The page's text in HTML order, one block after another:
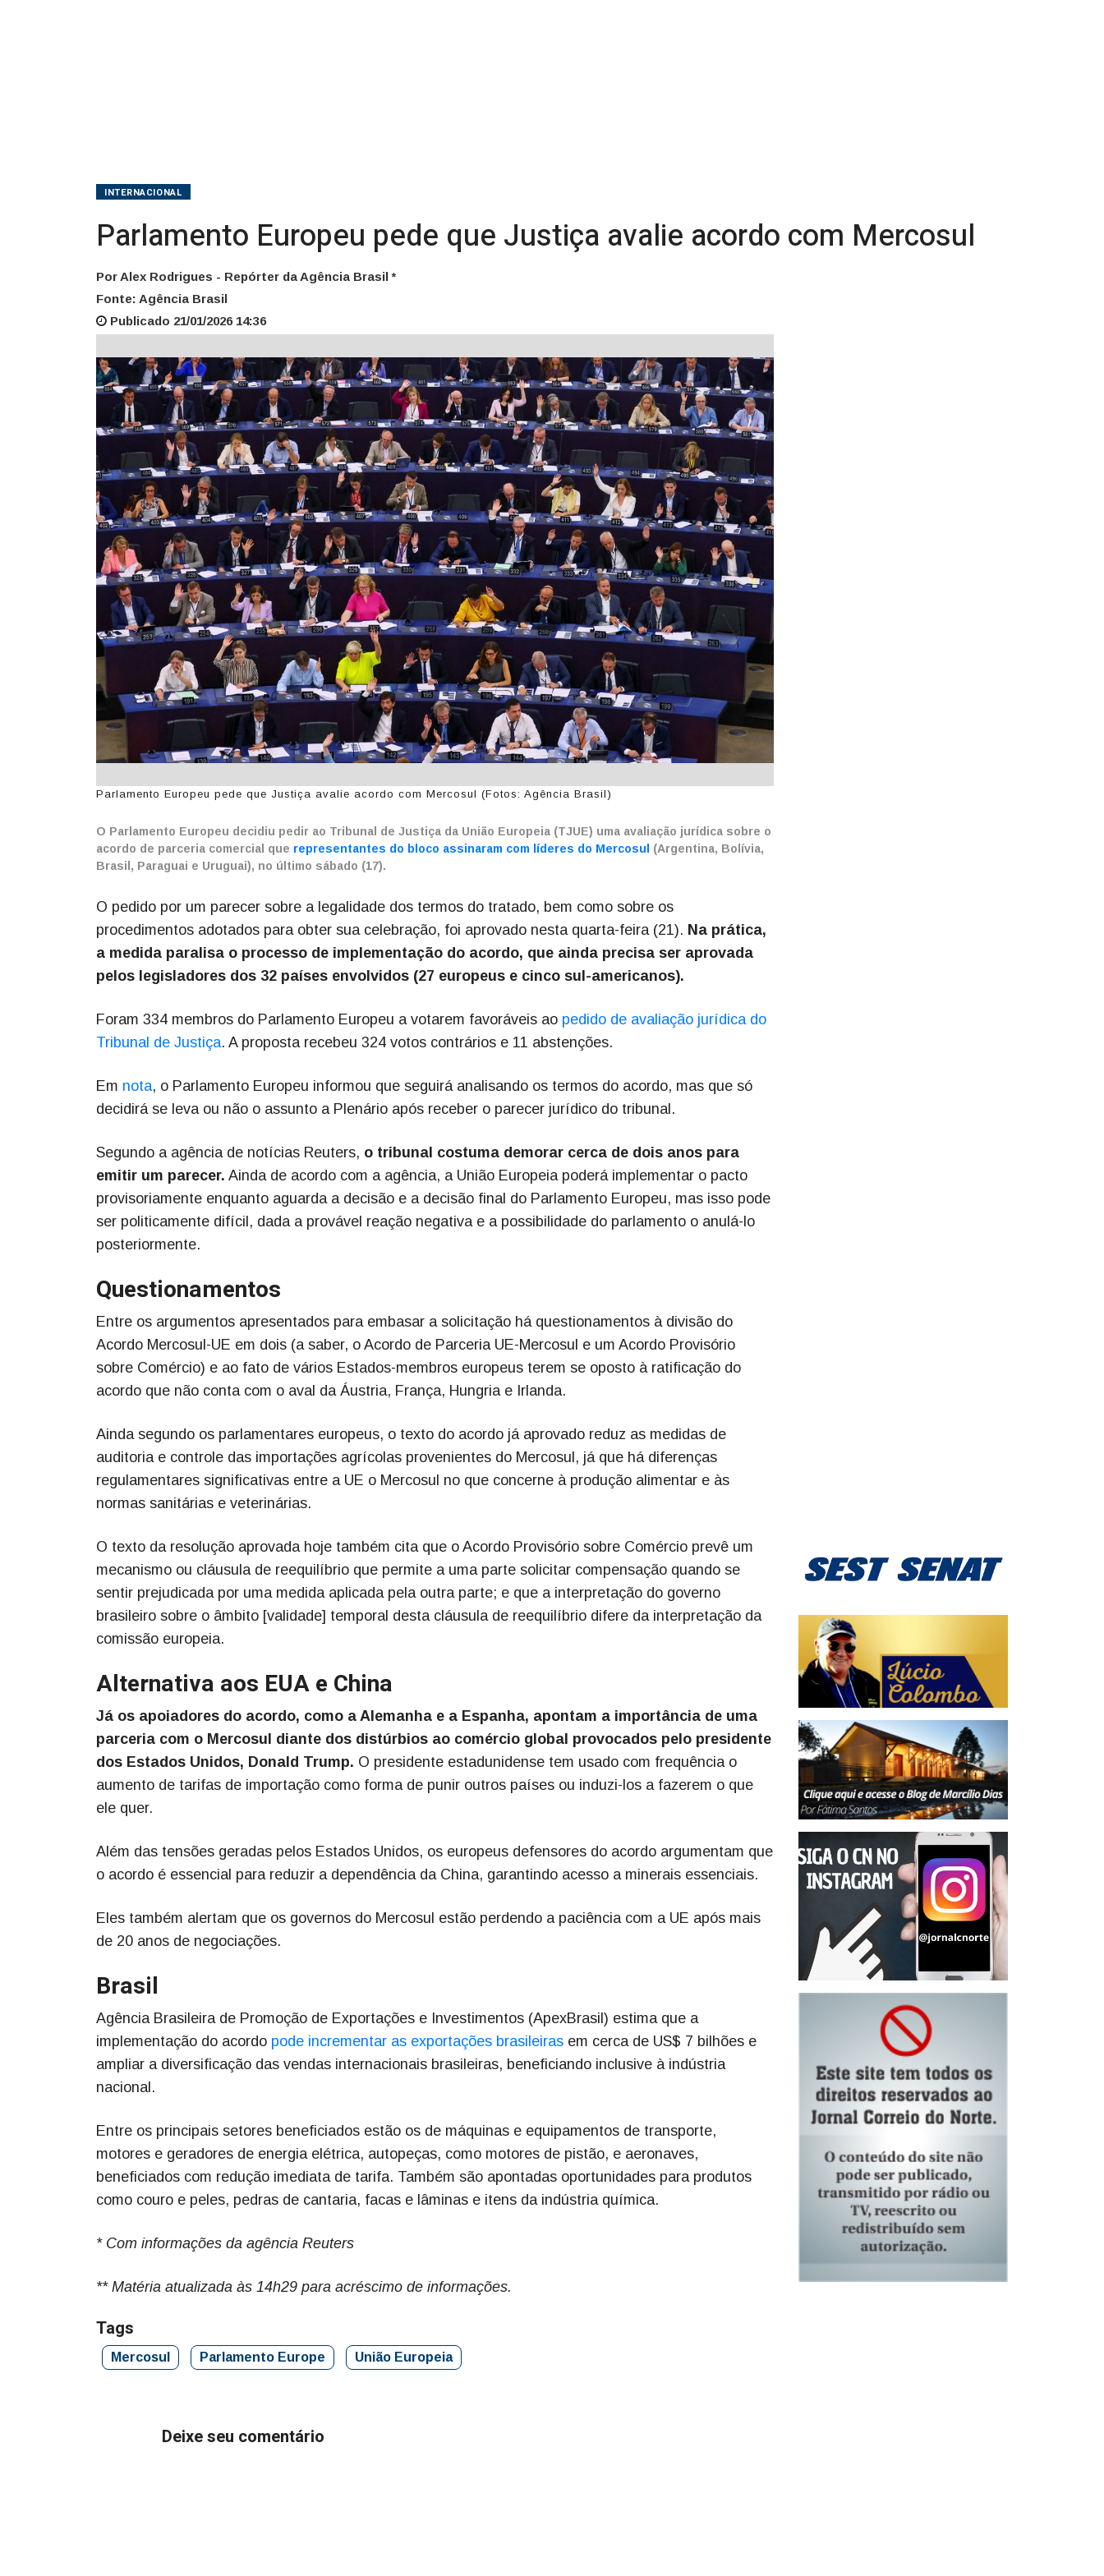
INTERNACIONAL
Parlamento Europeu pede que Justiça avalie acordo com Mercosul
Por Alex Rodrigues - Repórter da Agência Brasil *
Fonte: Agência Brasil
Publicado 21/01/2026 14:36
Parlamento Europeu pede que Justiça avalie acordo com Mercosul (Fotos: Agência Brasil)
O Parlamento Europeu decidiu pedir ao Tribunal de Justiça da União Europeia (TJUE) uma avaliação jurídica sobre o
acordo de parceria comercial que representantes do bloco assinaram com líderes do Mercosul
(Argentina, Bolívia,
Brasil, Paraguai e Uruguai), no último sábado (17).
O pedido por um parecer sobre a legalidade dos termos do tratado, bem como sobre os
procedimentos adotados para obter sua celebração, foi aprovado nesta quarta-feira (21). Na prática,
a medida paralisa o processo de implementação do acordo, que ainda precisa ser aprovada
pelos legisladores dos 32 países envolvidos (27 europeus e cinco sul-americanos).
Foram 334 membros do Parlamento Europeu a votarem favoráveis ao pedido de avaliação jurídica do
Tribunal de Justiça. A proposta recebeu 324 votos contrários e 11 abstenções.
Em nota, o Parlamento Europeu informou que seguirá analisando os termos do acordo, mas que só
decidirá se leva ou não o assunto a Plenário após receber o parecer jurídico do tribunal.
Segundo a agência de notícias Reuters, o tribunal costuma demorar cerca de dois anos para
emitir um parecer. Ainda de acordo com a agência, a União Europeia poderá implementar o pacto
provisoriamente enquanto aguarda a decisão e a decisão final do Parlamento Europeu, mas isso pode
ser politicamente difícil, dada a provável reação negativa e a possibilidade do parlamento o anulá-lo
posteriormente.
Questionamentos
Entre os argumentos apresentados para embasar a solicitação há questionamentos à divisão do
Acordo Mercosul-UE em dois (a saber, o Acordo de Parceria UE-Mercosul e um Acordo Provisório
sobre Comércio) e ao fato de vários Estados-membros europeus terem se oposto à ratificação do
acordo que não conta com o aval da Áustria, França, Hungria e Irlanda.
Ainda segundo os parlamentares europeus, o texto do acordo já aprovado reduz as medidas de
auditoria e controle das importações agrícolas provenientes do Mercosul, já que há diferenças
regulamentares significativas entre a UE o Mercosul no que concerne à produção alimentar e às
normas sanitárias e veterinárias.
O texto da resolução aprovada hoje também cita que o Acordo Provisório sobre Comércio prevê um
mecanismo ou cláusula de reequilíbrio que permite a uma parte solicitar compensação quando se
sentir prejudicada por uma medida aplicada pela outra parte; e que a interpretação do governo
brasileiro sobre o âmbito [validade] temporal desta cláusula de reequilíbrio difere da interpretação da
comissão europeia.
Alternativa aos EUA e China
Já os apoiadores do acordo, como a Alemanha e a Espanha, apontam a importância de uma
parceria com o Mercosul diante dos distúrbios ao comércio global provocados pelo presidente
dos Estados Unidos, Donald Trump. O presidente estadunidense tem usado com frequência o
aumento de tarifas de importação como forma de punir outros países ou induzi-los a fazerem o que
ele quer.
Além das tensões geradas pelos Estados Unidos, os europeus defensores do acordo argumentam que
o acordo é essencial para reduzir a dependência da China, garantindo acesso a minerais essenciais.
Eles também alertam que os governos do Mercosul estão perdendo a paciência com a UE após mais
de 20 anos de negociações.
Brasil
Agência Brasileira de Promoção de Exportações e Investimentos (ApexBrasil) estima que a
implementação do acordo pode incrementar as exportações brasileiras em cerca de US$ 7 bilhões e
ampliar a diversificação das vendas internacionais brasileiras, beneficiando inclusive à indústria
nacional.
Entre os principais setores beneficiados estão os de máquinas e equipamentos de transporte,
motores e geradores de energia elétrica, autopeças, como motores de pistão, e aeronaves,
beneficiados com redução imediata de tarifa. Também são apontadas oportunidades para produtos
como couro e peles, pedras de cantaria, facas e lâminas e itens da indústria química.
* Com informações da agência Reuters
** Matéria atualizada às 14h29 para acréscimo de informações.
Tags
Mercosul Parlamento Europe União Europeia
Deixe seu comentário